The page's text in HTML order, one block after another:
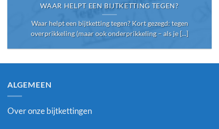
WAAR HELPT EEN BIJTKETTING TEGEN?
Waar helpt een bijtketting tegen? Kort gezegd: tegen
overprikkeling (maar ook onderprikkeling – als je [...]
ALGEMEEN
Over onze bijtkettingen